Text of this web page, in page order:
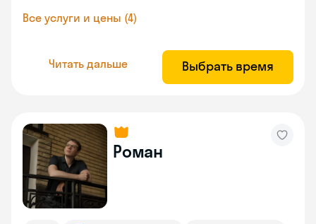
Все услуги и цены (4)
Читать дальше Выбрать время
Роман